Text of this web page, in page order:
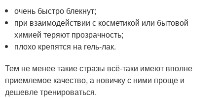
очень быстро блекнут;
при взаимодействии с косметикой или бытовой
химией теряют прозрачность;
плохо крепятся на гель-лак.
Тем не менее такие стразы всё-таки имеют вполне
приемлемое качество, а новичку с ними проще и
дешевле тренироваться.